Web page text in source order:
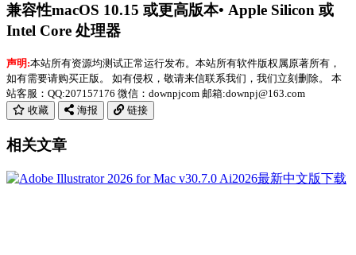
兼容性macOS 10.15 或更高版本• Apple Silicon 或
Intel Core 处理器
声明:本站所有资源均测试正常运行发布。本站所有软件版权属原著所有，
如有需要请购买正版。 如有侵权，敬请来信联系我们，我们立刻删除。 本
站客服：QQ:207157176 微信：downpjcom 邮箱:downpj@163.com
收藏
海报 链接
相关文章